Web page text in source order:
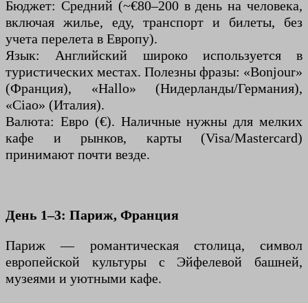
Бюджет: Средний (~€80–200 в день на человека,
включая жилье, еду, транспорт и билеты, без
учета перелета в Европу).
Язык: Английский широко используется в
туристических местах. Полезны фразы: «Bonjour»
(Франция), «Hallo» (Нидерланды/Германия),
«Ciao» (Италия).
Валюта: Евро (€). Наличные нужны для мелких
кафе и рынков, карты (Visa/Mastercard)
принимают почти везде.
День 1–3: Париж, Франция
Париж — романтическая столица, символ
европейской культуры с Эйфелевой башней,
музеями и уютными кафе.